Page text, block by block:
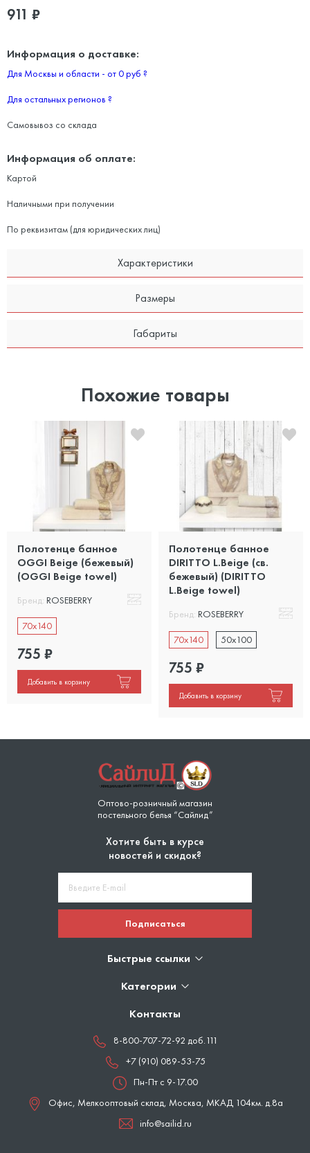
911 ₽
Информация о доставке:
Для Москвы и области - от 0 руб ?
Для остальных регионов ?
Самовывоз со склада
Информация об оплате:
Картой
Наличными при получении
По реквизитам (для юридических лиц)
Характеристики
Размеры
Габариты
Похожие товары
Полотенце банное
OGGI Beige (бежевый)
(OGGI Beige towel)
Бренд: ROSEBERRY
70x140
755 ₽
Добавить в корзину
Полотенце банное
DIRITTO L.Beige (св.
бежевый) (DIRITTO
L.Beige towel)
Бренд: ROSEBERRY
70x140 50x100
755 ₽
Добавить в корзину
Оптово-розничный магазин
постельного белья “Сайлид”
Хотите быть в курсе
новостей и скидок?
Подписаться
Быстрые ссылки
Категории
Контакты
8-800-707-72-92 доб.111
+7 (910) 089-53-75
Пн-Пт с 9-17.00
Офис, Мелкооптовый склад, Москва, МКАД 104км. д.8а
info@sailid.ru